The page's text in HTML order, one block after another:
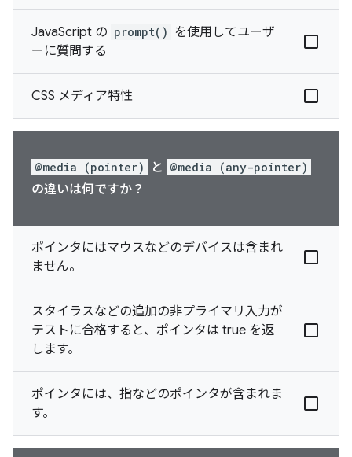
JavaScript の prompt() を使用してユーザ
ーに質問する
CSS メディア特性
@media (pointer) と @media (any-pointer)
の違いは何ですか？
ポインタにはマウスなどのデバイスは含まれ
ません。
スタイラスなどの追加の非プライマリ入力が
テストに合格すると、ポインタは true を返
します。
ポインタには、指などのポインタが含まれま
す。